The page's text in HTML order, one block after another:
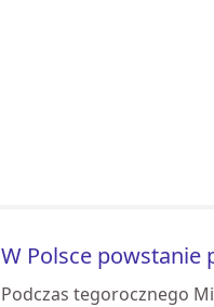
W Polsce powstanie
Podczas tegorocznego